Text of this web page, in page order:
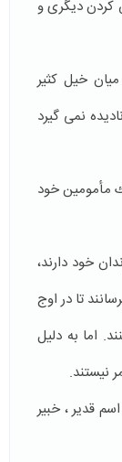
كردن ديگرى و
خيل كثير
نمى گيرد
مأمومين خود
خود دارند‌،
تا در اوج
اما به دليل
نيستند.
قدير ، خبير